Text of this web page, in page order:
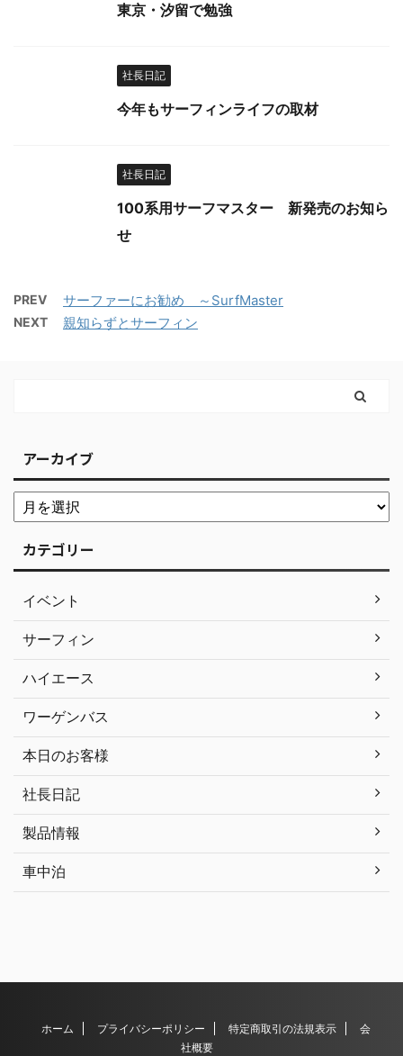
東京・汐留で勉強
社長日記
今年もサーフィンライフの取材
社長日記
100系用サーフマスター 新発売のお知ら
せ
PREV サーファーにお勧め ～SurfMaster
NEXT 親知らずとサーフィン
アーカイブ
カテゴリー
イベント
サーフィン
ハイエース
ワーゲンバス
本日のお客様
社長日記
製品情報
車中泊
ホーム プライバシーポリシー 特定商取引の法規表示
会
社概要